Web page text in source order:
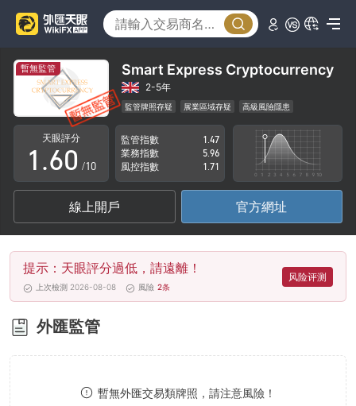
暫無監管 Smart Express Cryptocurrency
2-5年
監管牌照存疑 展業區域存疑 高級風險隱患
天眼評分
0
1
2
3
4
5
6
7
.
2
3
4
5
6
7
8
9
0
1
2
3
4
5
6
/10
監管指數
1.47
業務指數
5.96
風控指數
1.71
線上開戶 官方網址
提示：天眼評分過低，請遠離！
上次檢測 2026-08-08 風險 2条
风险评测
外匯監管
暫無外匯交易類牌照，請注意風險！